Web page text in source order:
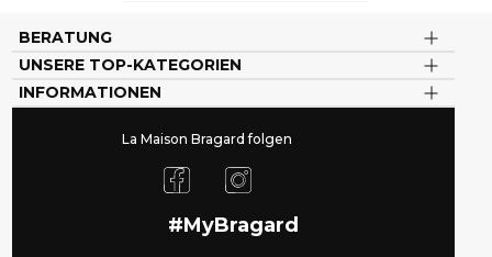
BERATUNG
UNSERE TOP-KATEGORIEN
INFORMATIONEN
La Maison Bragard folgen
#MyBragard